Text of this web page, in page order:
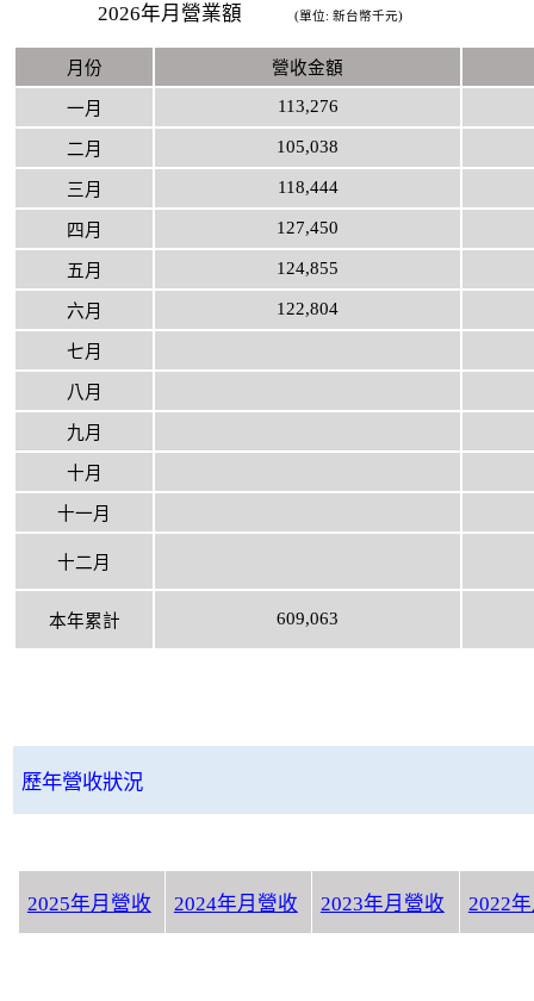
2026年月營業額 (單位:新台幣千元)
月份 營收金額
一月 113,276
二月 105,038
三月 118,444
四月 127,450
五月 124,855
六月 122,804
七月
八月
九月
十月
十一月
十二月
本年累計 609,063
歷年營收狀況
2025年月營收 2024年月營收 2023年月營收 2022